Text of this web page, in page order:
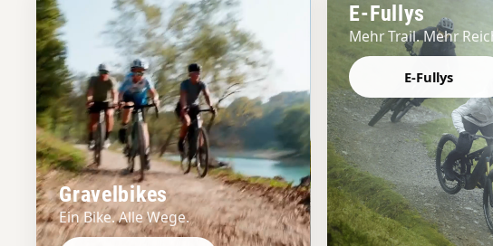
Gravelbikes
Ein Bike. Alle Wege.
E-Fullys
Mehr Trail. Mehr
E-Fullys